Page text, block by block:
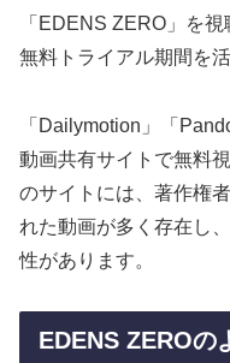
「EDENS ZERO」を
無料トライアル期間を
「Dailymotion」「
動画共有サイトで無料
のサイトには、著作権
れた動画が多く存在し
性があります。
EDENS ZEROの